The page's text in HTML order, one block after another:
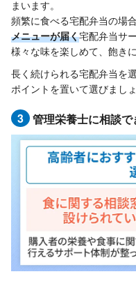
まいます。
頻繁に食べる宅配弁当の場合
メニューが届く宅配弁当サ
様々な味を楽しめて、飽き
長く続けられる宅配弁当を
ポイントを置いて選びましょ
3 管理栄養士に相談で